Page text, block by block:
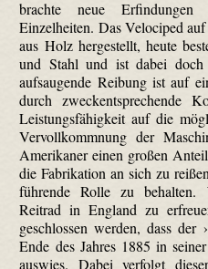
brachte neue
Einzelheiten. Das Velo­ciped
aus Holz hergestellt, heute
und Stahl und ist dabei
aufsau­gende Reibung ist auf
durch zweckentsprechende
Leistungsfähigkeit auf die
Vervollkommnung der
Amerikaner einen großen
die Fabrikation an sich zu
führende Rolle zu behalten.
Reitrad in England zu
geschlossen werden, dass der
Ende des Jahres 1885 in
auswies. Dabei verfolgt